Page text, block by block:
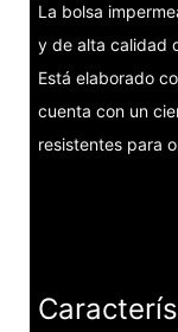
La bolsa
y de alta calidad
Está elaborado
cuenta con un
resistentes para